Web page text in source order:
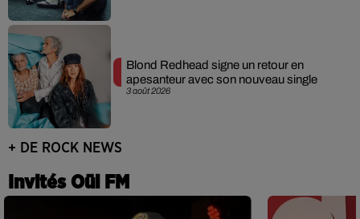
3 août 2026
Blond Redhead signe un retour en
apesanteur avec son nouveau single
+ DE ROCK NEWS
Invités Oüi FM